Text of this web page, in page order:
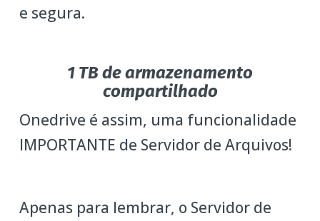
e segura.
1 TB de armazenamento
compartilhado
Onedrive é assim, uma funcionalidade
IMPORTANTE de Servidor de Arquivos!
Apenas para lembrar, o Servidor de